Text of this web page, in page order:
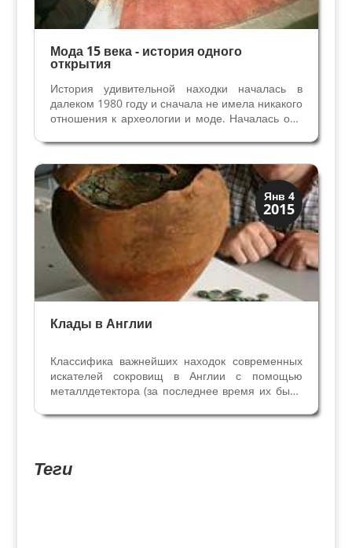
Мода 15 века - история одного
открытия
История удивительной находки началась в
далеком 1980 году и сначала не имела никакого
отношения к археологии и моде. Началась она
Италии (где в 15 веке были территории
Неаполитанского Королевства). Землетрясение
в Ирпинии...
Янв 4
2015
История
Клады и медали
Клады в Англии
Классифика важнейших находок современных
искателей сокровищ в Англии с помощью
металлдетектора (за последнее время их было
Шрусберри, 2009 год Ник Дэвис впервые
Теги